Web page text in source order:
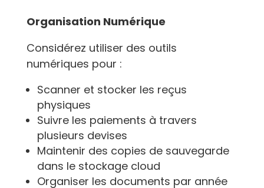
Organisation Numérique
Considérez utiliser des outils
numériques pour :
Scanner et stocker les reçus
physiques
Suivre les paiements à travers
plusieurs devises
Maintenir des copies de sauvegarde
dans le stockage cloud
Organiser les documents par année